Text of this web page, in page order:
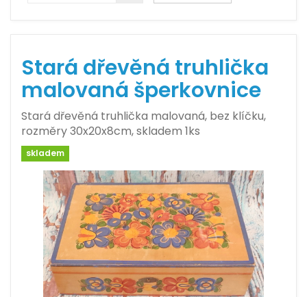
Stará dřevěná truhlička
malovaná šperkovnice
Stará dřevěná truhlička malovaná, bez klíčku,
rozměry 30x20x8cm, skladem 1ks
skladem